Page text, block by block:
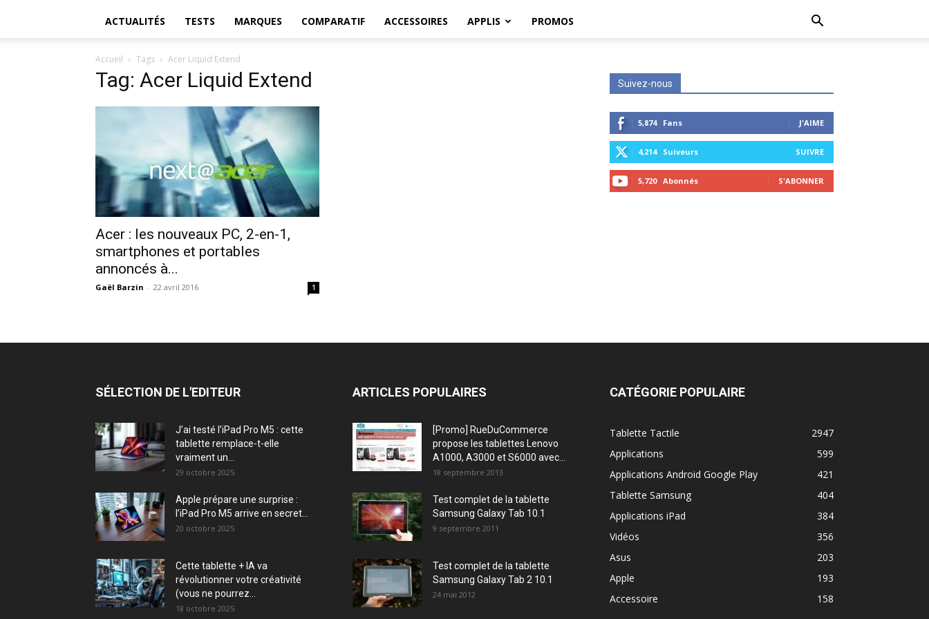
ACTUALITÉS TESTS MARQUES COMPARATIF ACCESSOIRES APPLIS PROMOS
Accueil Tags Acer Liquid Extend
Tag: Acer Liquid Extend
Acer : les nouveaux PC, 2-en-1,
smartphones et portables
annoncés à...
Gaël Barzin - 22 avril 2016 1
Suivez-nous
5,874 Fans J'AIME
4,214 Suiveurs SUIVRE
5,720 Abonnés S'ABONNER
SÉLECTION DE L'EDITEUR
J’ai testé l’iPad Pro M5 : cette
tablette remplace-t-elle
vraiment un...
29 octobre 2025
Apple prépare une surprise :
l’iPad Pro M5 arrive en secret...
20 octobre 2025
Cette tablette + IA va
révolutionner votre créativité
(vous ne pourrez...
18 octobre 2025
ARTICLES POPULAIRES
[Promo] RueDuCommerce
propose les tablettes Lenovo
A1000, A3000 et S6000 avec...
18 septembre 2013
Test complet de la tablette
Samsung Galaxy Tab 10.1
9 septembre 2011
Test complet de la tablette
Samsung Galaxy Tab 2 10.1
24 mai 2012
CATÉGORIE POPULAIRE
Tablette Tactile
2947
Applications
599
Applications Android Google Play
421
Tablette Samsung
404
Applications iPad
384
Vidéos
356
Asus
203
Apple
193
Accessoire
158